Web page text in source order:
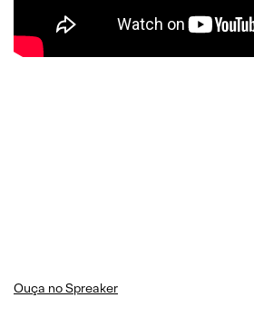
Ouça no Spreaker